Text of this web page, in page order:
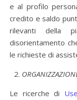
e al profilo
credito e saldo
rilevanti della
disorientamento
le richieste di
Le ricerche di